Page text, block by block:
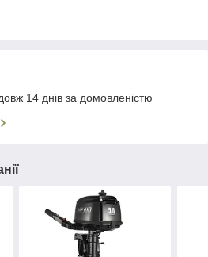
14 днів за домовленістю